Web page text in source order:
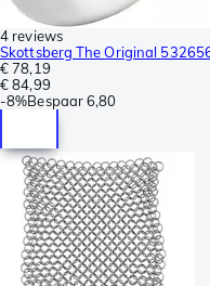
4 reviews
Skottsberg The Original
€ 78,19
€ 84,99
-8%Bespaar6,80